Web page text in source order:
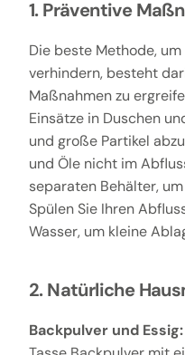
1. Präventive
Die beste Methode,
verhindern, besteht
Maßnahmen zu
Einsätze in Duschen
und große Partikel
und Öle nicht im
separaten Behälter,
Spülen Sie Ihren
Wasser, um kleine
2. Natürliche
Backpulver und Essig: